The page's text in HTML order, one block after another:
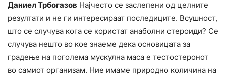
Даниел Трбогазов Најчесто се заслепени од целните
резултати и не ги интересираат последиците. Всушност,
што се случува кога се користат анаболни стероиди? Се
случува нешто во кое знаеме дека основицата за
градење на поголема мускулна маса е тестостеронот
во самиот организам. Ние имаме природно количина на